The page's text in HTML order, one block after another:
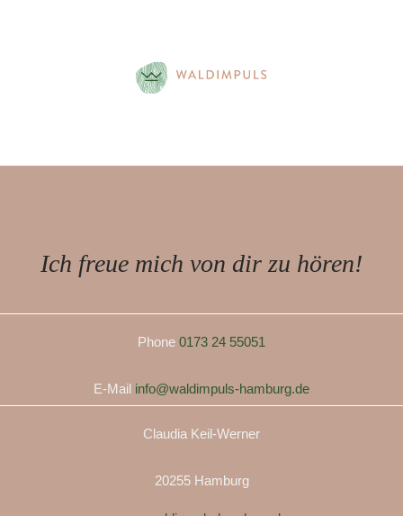
Ich freue mich von dir zu hören!
Phone 0173 24 55051
E-Mail info@waldimpuls-hamburg.de
Claudia Keil-Werner
20255 Hamburg